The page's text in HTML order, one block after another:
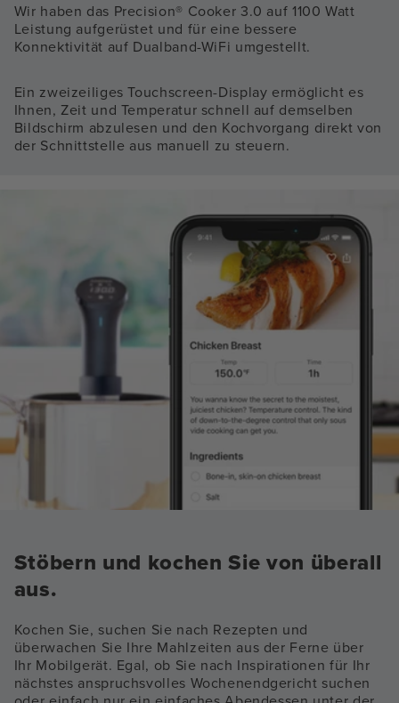
Wir haben das Precision® Cooker 3.0 auf 1100 Watt
Leistung aufgerüstet und für eine bessere
Konnektivität auf Dualband-WiFi umgestellt.
Ein zweizeiliges Touchscreen-Display ermöglicht es
Ihnen, Zeit und Temperatur schnell auf demselben
Bildschirm abzulesen und den Kochvorgang direkt von
der Schnittstelle aus manuell zu steuern.
Stöbern und kochen Sie von überall
aus.
Kochen Sie, suchen Sie nach Rezepten und
überwachen Sie Ihre Mahlzeiten aus der Ferne über
Ihr Mobilgerät. Egal, ob Sie nach Inspirationen für Ihr
nächstes anspruchsvolles Wochenendgericht suchen